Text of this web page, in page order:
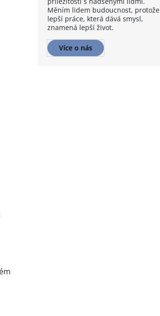
Měním lidem budoucnost, protože
lepší práce, která dává smysl,
znamená lepší život.
Více o nás